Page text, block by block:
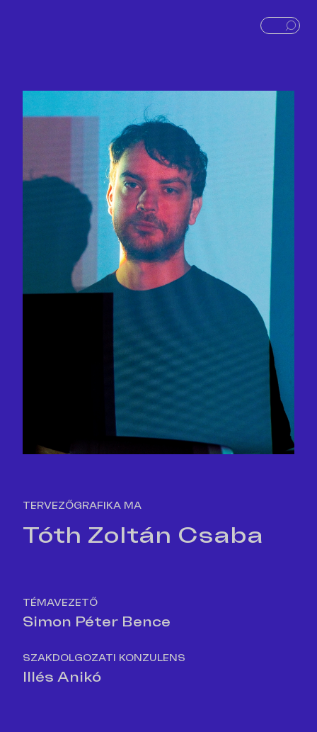
TERVEZŐGRAFIKA MA
Tóth Zoltán Csaba
TÉMAVEZETŐ
Simon Péter Bence
SZAKDOLGOZATI KONZULENS
Illés Anikó